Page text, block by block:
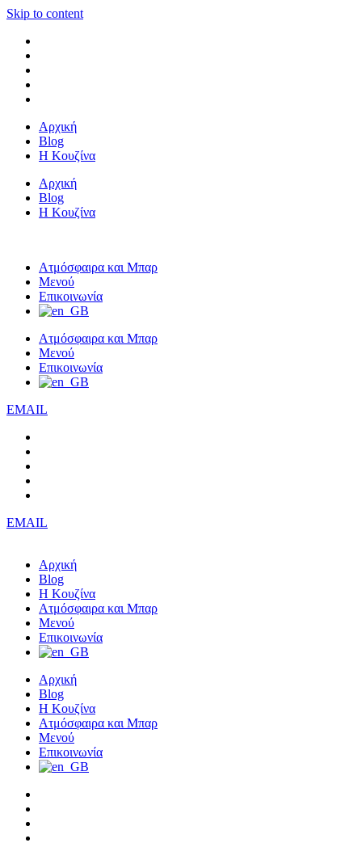
Skip to content
Αρχική
Blog
Η Κουζίνα
Αρχική
Blog
Η Κουζίνα
Ατμόσφαιρα και Μπαρ
Μενού
Επικοινωνία
Ατμόσφαιρα και Μπαρ
Μενού
Επικοινωνία
EMAIL
EMAIL
Αρχική
Blog
Η Κουζίνα
Ατμόσφαιρα και Μπαρ
Μενού
Επικοινωνία
Αρχική
Blog
Η Κουζίνα
Ατμόσφαιρα και Μπαρ
Μενού
Επικοινωνία